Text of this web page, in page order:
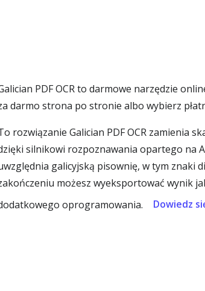
PDF OCR to darmowe narzędzie
darmo strona po stronie albo wybierz
rozwiązanie Galician PDF OCR zamienia
silnikowi rozpoznawania opartego na
galicyjską pisownię, w tym znaki
możesz wyeksportować wynik
oprogramowania.
Dowiedz